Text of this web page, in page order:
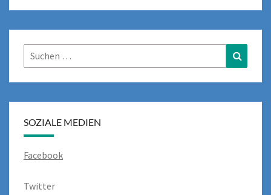
Suchen
nach:
SOZIALE MEDIEN
Facebook
Twitter